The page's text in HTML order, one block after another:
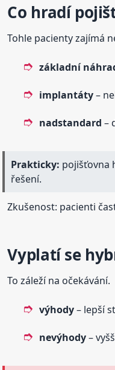
Co hradí
Tohle pacienty zajímá
základní
implantáty–
nadstandard –
Prakticky: pojišťovna
řešení.
Zkušenost: pacienti
Vyplatí se
To záleží na očekávání.
výhody– lepší
nevýhody–